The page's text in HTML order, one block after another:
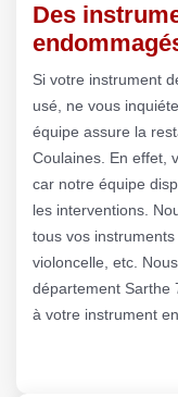
Des
Si votre instrument
usé, ne vous
équipe assure la
Coulaines. En effet,
car notre équipe
les interventions.
tous vos
violoncelle, etc.
département Sarthe
à votre instrument